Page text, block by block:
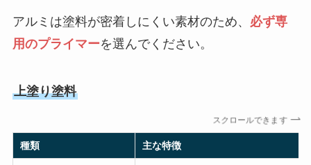
アルミは塗料が密着しにくい素材のため、 必ず専
用のプライマーを選んでください。
上塗り塗料
スクロールできます
種類 主な特徴